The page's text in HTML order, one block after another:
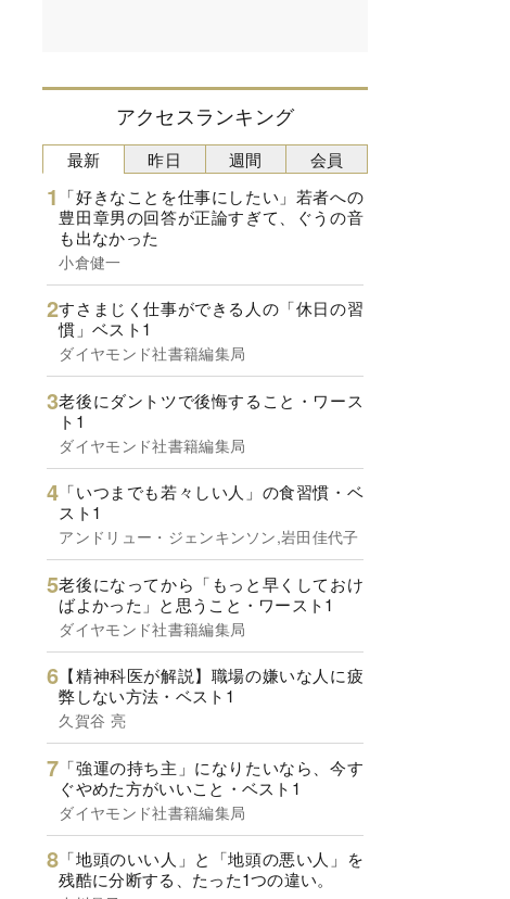
アクセスランキング
最新
「好きなことを仕事にしたい」若者への
豊田章男の回答が正論すぎて、ぐうの音
も出なかった
小倉健一
すさまじく仕事ができる人の「休日の習
慣」ベスト1
ダイヤモンド社書籍編集局
老後にダントツで後悔すること・ワース
ト1
ダイヤモンド社書籍編集局
「いつまでも若々しい人」の食習慣・ベ
スト1
アンドリュー・ジェンキンソン,岩田佳代子
老後になってから「もっと早くしておけ
ばよかった」と思うこと・ワースト1
ダイヤモンド社書籍編集局
【精神科医が解説】職場の嫌いな人に疲
弊しない方法・ベスト1
久賀谷 亮
「強運の持ち主」になりたいなら、今す
ぐやめた方がいいこと・ベスト1
ダイヤモンド社書籍編集局
「地頭のいい人」と「地頭の悪い人」を
残酷に分断する、たった1つの違い。
昨日 週間 会員